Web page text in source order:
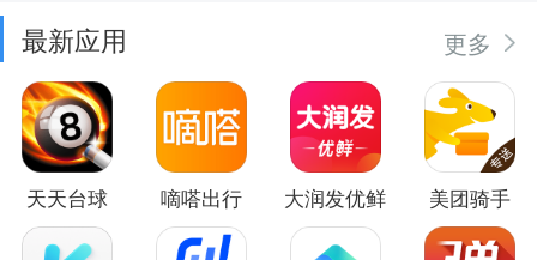
最新应用 更多
天天台球 嘀嗒出行 大润发优鲜 美团骑手